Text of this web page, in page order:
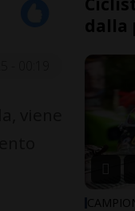
dalla